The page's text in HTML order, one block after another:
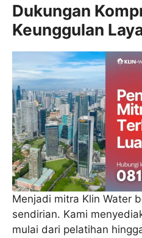
Dukungan
Keunggulan
Menjadi mitra Klin Water
sendirian. Kami
mulai dari pelatihan